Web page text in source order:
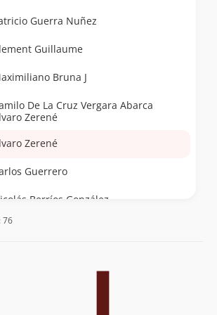
Guerra Nuñez
Guillaume
Maximiliano Bruna J
Camilo De La Cruz Vergara Abarca
Zerené
Zerené
Guerrero
Berríos González
76